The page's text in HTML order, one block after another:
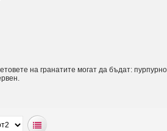
на гранатите могат да бъдат: